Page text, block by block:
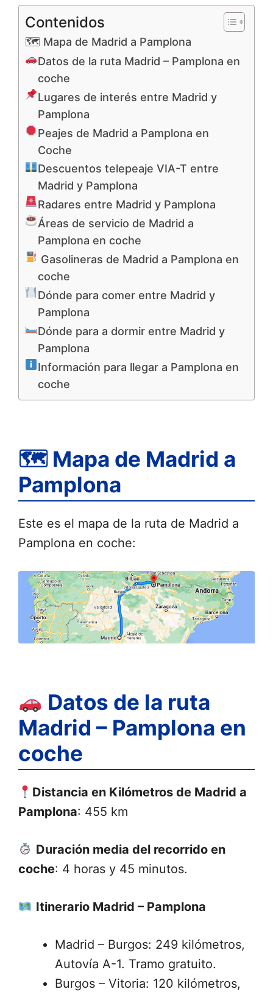
Contenidos
🗺 Mapa de Madrid a Pamplona
Datos de la ruta Madrid – Pamplona en
coche
Lugares de interés entre Madrid y
Pamplona
Peajes de Madrid a Pamplona en
Coche
Descuentos telepeaje VIA-T entre
Madrid y Pamplona
Radares entre Madrid y Pamplona
Áreas de servicio de Madrid a
Pamplona en coche
Gasolineras de Madrid a Pamplona en
coche
Dónde para comer entre Madrid y
Pamplona
Dónde para a dormir entre Madrid y
Pamplona
Información para llegar a Pamplona en
coche
🗺 Mapa de Madrid a
Pamplona
Este es el mapa de la ruta de Madrid a
Pamplona en coche:
Datos de la ruta
Madrid – Pamplona en
coche
Distancia en Kilómetros de Madrid a
Pamplona: 455 km
Duración media del recorrido en
coche: 4 horas y 45 minutos.
Itinerario Madrid – Pamplona
Madrid – Burgos: 249 kilómetros,
Autovía A-1. Tramo gratuito.
Burgos – Vitoria: 120 kilómetros,